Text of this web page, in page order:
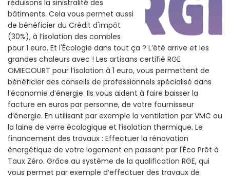
réduisons la sinistralité des
bâtiments. Cela vous permet aussi
de bénéficier du Crédit d'impôt
(30%), à l’isolation des combles
pour 1 euro. Et l'Écologie dans tout ça ? L’été arrive et les
grandes chaleurs avec ! Les artisans certifié RGE
OMIECOURT pour l’isolation à 1 euro, vous permettent de
bénéficier des conseils de professionnels spécialisé dans
l’économie d’énergie. Ils vous aident à faire baisser la
facture en euros par personne, de votre fournisseur
d’énergie. En utilisant par exemple la ventilation par VMC ou
la laine de verre écologique et l’isolation thermique. Le
financement des travaux : Effectuer la rénovation
énergétique de votre logement en passant par l'Éco Prêt à
Taux Zéro. Grâce au système de la qualification RGE, qui
vous permet par exemple d’effectuer des travaux de